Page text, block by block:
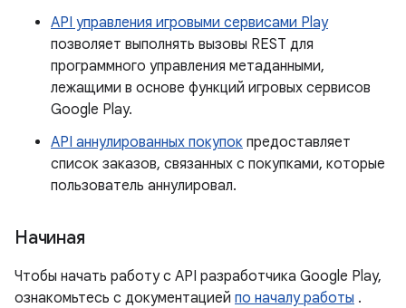
API управления игровыми сервисами Play
позволяет выполнять вызовы REST для
программного управления метаданными,
лежащими в основе функций игровых сервисов
Google Play.
API аннулированных покупок предоставляет
список заказов, связанных с покупками, которые
пользователь аннулировал.
Начиная
Чтобы начать работу с API разработчика Google Play,
ознакомьтесь с документацией по началу работы .